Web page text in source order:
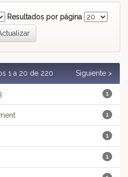
Resultados por página
1 a 20 de 220 Siguiente >
1
1
1
1